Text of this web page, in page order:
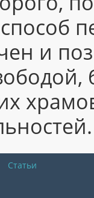
способ
и
Статьи